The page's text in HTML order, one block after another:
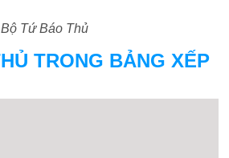
Tứ Báo Thủ
TRONG BẢNG XẾP